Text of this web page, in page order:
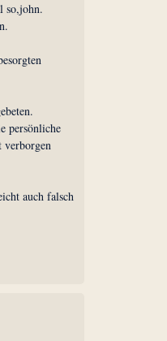
so,john.
persönliche
verborgen
auch falsch